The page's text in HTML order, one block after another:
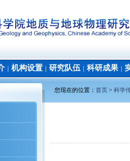
│ 机构设置 研究队伍 科研成果│
您现在的位置： 首页 > 科学